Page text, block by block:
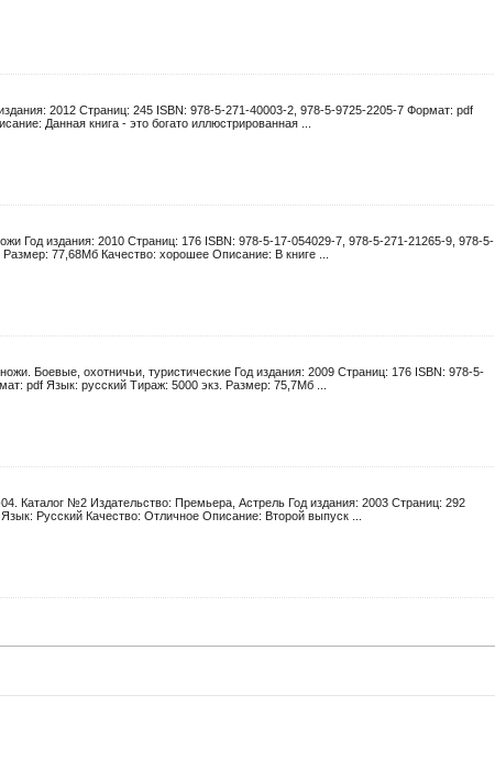
2012 Страниц: 245 ISBN: 978-5-271-40003-2, 978-5-9725-2205-7 Формат: pdf
Данная книга - это богато иллюстрированная ...
Год издания: 2010 Страниц: 176 ISBN: 978-5-17-054029-7, 978-5-271-21265-9, 978-5-
77,68Мб Качество: хорошее Описание: В книге ...
Боевые, охотничьи, туристические Год издания: 2009 Страниц: 176 ISBN: 978-5-
pdf Язык: русский Тираж: 5000 экз. Размер: 75,7Мб ...
Каталог №2 Издательство: Премьера, Астрель Год издания: 2003 Страниц: 292
Русский Качество: Отличное Описание: Второй выпуск ...